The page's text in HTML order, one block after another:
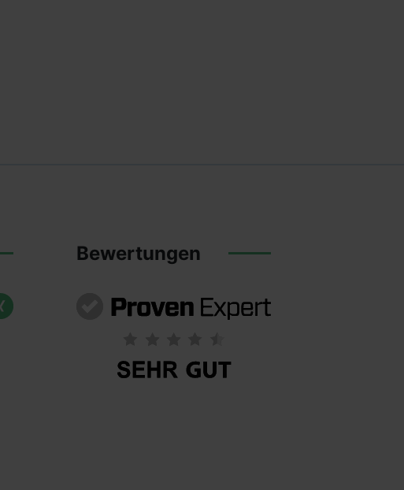
Bewertungen